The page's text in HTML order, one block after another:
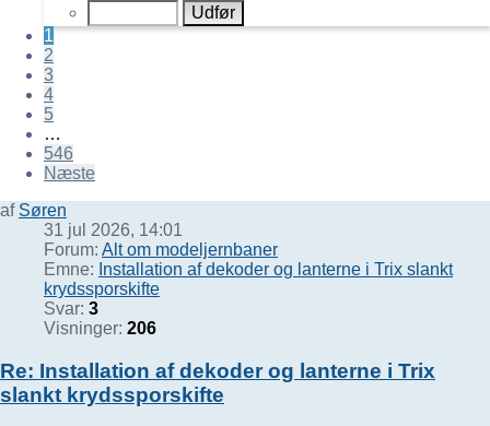
1
2
3
4
5
…
546
Næste
af Søren
31 jul 2026, 14:01
Forum: Alt om modeljernbaner
Emne: Installation af dekoder og lanterne i Trix slankt
krydssporskifte
Svar: 3
Visninger: 206
Re: Installation af dekoder og lanterne i Trix
slankt krydssporskifte